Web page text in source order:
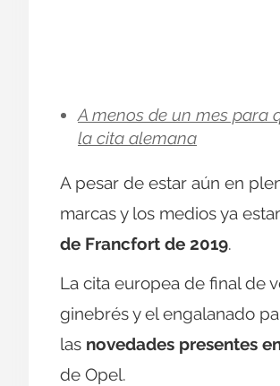
A menos de un mes para
la cita alemana
A pesar de estar aún en
marcas y los medios ya
de Francfort de 2019.
La cita europea de final de
ginebrés y el engalanado
las novedades presentes
de Opel.